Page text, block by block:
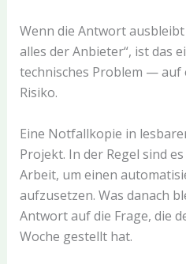
Wenn die Antwort
alles der Anbieter“, ist das
technisches Problem — auf
Risiko.
Eine Notfallkopie in
Projekt. In der Regel sind
Arbeit, um einen
aufzusetzen. Was danach
Antwort auf die Frage, die
Woche gestellt hat.